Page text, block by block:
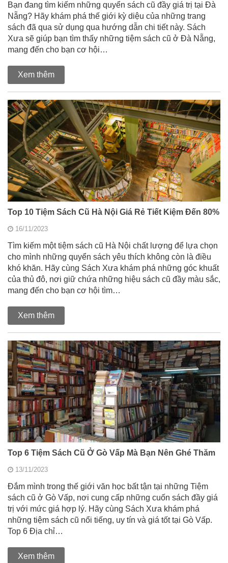
Bạn đang tìm kiếm những quyển sách cũ đầy giá trị tại Đà
Nẵng? Hãy khám phá thế giới kỳ diệu của những trang
sách đã qua sử dụng qua hướng dẫn chi tiết này. Sách
Xưa sẽ giúp bạn tìm thấy những tiệm sách cũ ở Đà Nẵng,
mang đến cho bạn cơ hội…
Xem thêm
Top 10 Tiệm Sách Cũ Hà Nội Giá Rẻ Tiết Kiệm Đến 80%
16/11/2023
Tìm kiếm một tiệm sách cũ Hà Nội chất lượng để lựa chọn
cho mình những quyển sách yêu thích không còn là điều
khó khăn. Hãy cùng Sách Xưa khám phá những góc khuất
của thủ đô, nơi giữ chứa những hiệu sách cũ đầy màu sắc,
mang đến cho bạn cơ hội tìm…
Xem thêm
Top 6 Tiệm Sách Cũ Ở Gò Vấp Mà Bạn Nên Ghé Thăm
13/11/2023
Đắm mình trong thế giới văn học bất tận tại những Tiệm
sách cũ ở Gò Vấp, nơi cung cấp những cuốn sách đầy giá
trị với mức giá hợp lý. Hãy cùng Sách Xưa khám phá
những tiệm sách cũ nổi tiếng, uy tín và giá tốt tại Gò Vấp.
Top 6 Địa chỉ…
Xem thêm